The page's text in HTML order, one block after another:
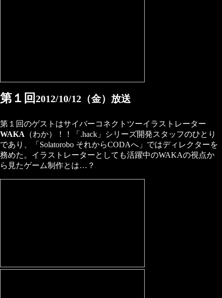
第１回2012/10/12（金）放送
第１回のゲストはサイバーコネクトツーイラストレーター
WAKA （わか）！！「.hack」シリーズ開発スタッフのひとり
であり、「Solatorobo それからCODAへ」ではディレクターを
務めた。イラストレーターとしても活躍中のWAKAの視点か
ら見たゲーム制作とは…？